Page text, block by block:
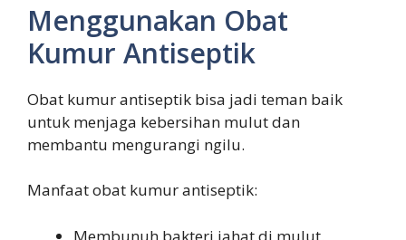
Menggunakan Obat
Kumur Antiseptik
Obat kumur antiseptik bisa jadi teman baik
untuk menjaga kebersihan mulut dan
membantu mengurangi ngilu.
Manfaat obat kumur antiseptik:
Membunuh bakteri jahat di mulut.